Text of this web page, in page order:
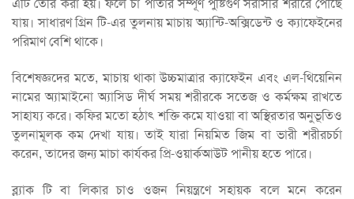
এটি তৈরি করা হয়। ফলে চা পাতার সম্পূর্ণ পুষ্টিগুণ সরাসরি শরীরে পৌঁছে
যায়। সাধারণ গ্রিন টি-এর তুলনায় মাচায় অ্যান্টি-অক্সিডেন্ট ও ক্যাফেইনের
পরিমাণ বেশি থাকে।
বিশেষজ্ঞদের মতে, মাচায় থাকা উচ্চমাত্রার ক্যাফেইন এবং এল-থিয়েনিন
নামের অ্যামাইনো অ্যাসিড দীর্ঘ সময় শরীরকে সতেজ ও কর্মক্ষম রাখতে
সাহায্য করে। কফির মতো হঠাৎ শক্তি কমে যাওয়া বা অস্থিরতার অনুভূতিও
তুলনামূলক কম দেখা যায়। তাই যারা নিয়মিত জিম বা ভারী শরীরচর্চা
করেন, তাদের জন্য মাচা কার্যকর প্রি-ওয়ার্কআউট পানীয় হতে পারে।
ব্ল্যাক টি বা লিকার চাও ওজন নিয়ন্ত্রণে সহায়ক বলে মনে করেন